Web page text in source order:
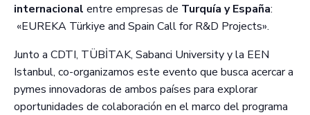
internacional entre empresas de Turquía y España:
«EUREKA Türkiye and Spain Call for R&D Projects».
Junto a CDTI, TÜBİTAK, Sabanci University y la EEN
Istanbul, co-organizamos este evento que busca acercar a
pymes innovadoras de ambos países para explorar
oportunidades de colaboración en el marco del programa